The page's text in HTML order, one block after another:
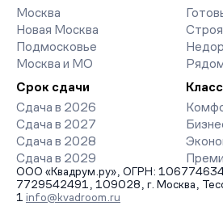
Москва
Новая Москва
Подмосковье
Москва и МО
Срок сдачи
Сдача в 2026
Сдача в 2027
Сдача в 2028
Сдача в 2029
Класс
ООО «Квадрум.ру», ОГРН:
7729542491, 109028, г. Москва,
1 info@kvadroom.ru